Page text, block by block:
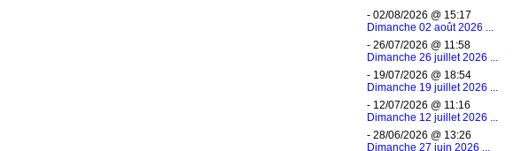
- 02/08/2026 @ 15:17
Dimanche 02 août 2026 ...
- 26/07/2026 @ 11:58
Dimanche 26 juillet 2026 ...
- 19/07/2026 @ 18:54
Dimanche 19 juillet 2026 ...
- 12/07/2026 @ 11:16
D‌imanche 12 juillet 2026 ...
- 28/06/2026 @ 13:26
Dimanche 27 juin 2026 ...